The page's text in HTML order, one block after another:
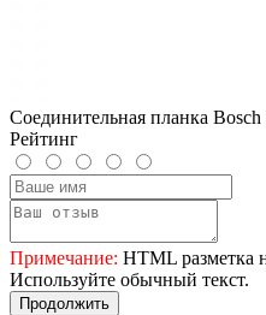
Соединительная планка
Рейтинг
Примечание: HTML разметка
Используйте обычный текст.
Продолжить